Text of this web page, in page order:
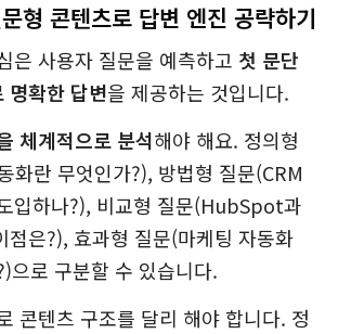
형 콘텐츠로 답변 엔진 공략하기
은 사용자 질문을 예측하고 첫 문단
명확한 답변을 제공하는 것입니다.
체계적으로 분석해야 해요. 정의형
화란 무엇인가?), 방법형 질문(CRM
입하나?), 비교형 질문(HubSpot과
은?), 효과형 질문(마케팅 자동화
으로 구분할 수 있습니다.
콘텐츠 구조를 달리 해야 합니다. 정